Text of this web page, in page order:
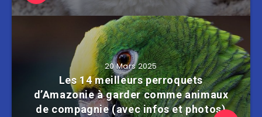
20 Mars 2025
Les 14 meilleurs perroquets
d’Amazonie à garder comme animaux
de compagnie (avec infos et photos)